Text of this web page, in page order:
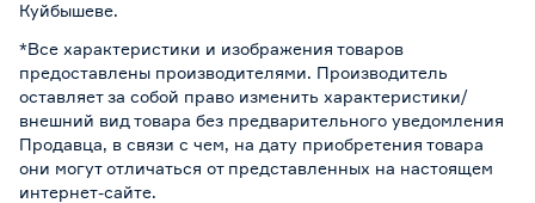
Куйбышеве.
*Все характеристики и изображения товаров
предоставлены производителями. Производитель
оставляет за собой право изменить характеристики/
внешний вид товара без предварительного уведомления
Продавца, в связи с чем, на дату приобретения товара
они могут отличаться от представленных на настоящем
интернет-сайте.